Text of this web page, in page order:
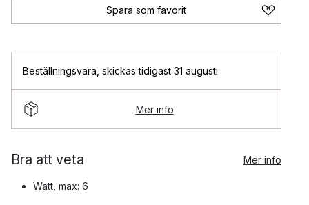
Spara som favorit
Beställningsvara skickas tidigast 31 augusti
Mer info
Bra att veta Mer info
Watt, max: 6